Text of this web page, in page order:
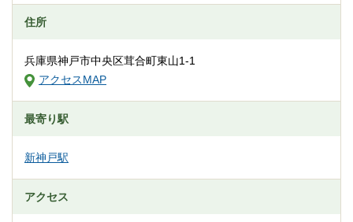
住所
兵庫県神戸市中央区茸合町東山1-1
アクセスMAP
最寄り駅
新神戸駅
アクセス